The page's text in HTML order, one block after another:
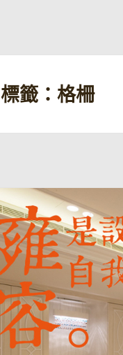
標籤：格柵